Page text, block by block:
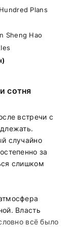
Plans
Sheng Hao
сотня
встречи с
случайно
за
слишком
Власть
всё было